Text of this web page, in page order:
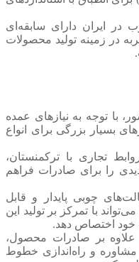
در ایران دارای سابقه‌ای
در زمینه تولید محصولات
با توجه به نیازهای عمده
بسیار بزرگی برای انواع
تجاری با ترکمنستان،
را برای صادرات فراهم
چوبی پایدار و قابل
با تمرکز بر تولید این
خود اختصاص دهد.
علاوه بر صادرات محصول،
مشاوره و راه‌اندازی خطوط